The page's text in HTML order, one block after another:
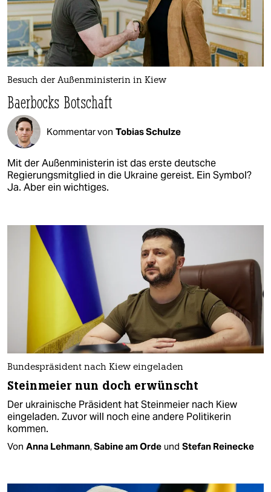
Besuch der Außenministerin in Kiew
Baerbocks Botschaft
Kommentar von Tobias Schulze
Mit der Außenministerin ist das erste deutsche
Regierungsmitglied in die Ukraine gereist. Ein Symbol?
Ja. Aber ein wichtiges.
Bundespräsident nach Kiew eingeladen
Steinmeier nun doch erwünscht
Der ukrainische Präsident hat Steinmeier nach Kiew
eingeladen. Zuvor will noch eine andere Politikerin
kommen.
Von Anna Lehmann,Sabine am Orde und Stefan Reinecke